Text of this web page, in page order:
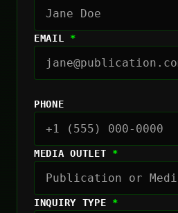
EMAIL *
PHONE
MEDIA OUTLET *
INQUIRY TYPE *